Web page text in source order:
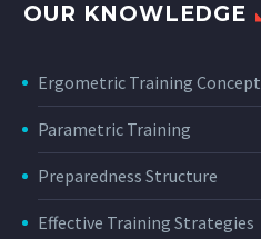
OUR KNOWLEDGE
Ergometric Training Concept
Parametric Training
Preparedness Structure
Effective Training Strategies